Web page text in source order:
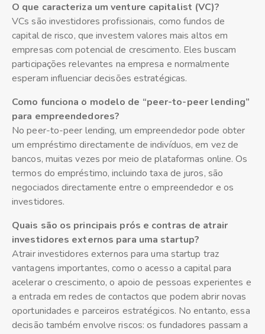
O que caracteriza um venture capitalist (VC)?
VCs são investidores profissionais, como fundos de
capital de risco, que investem valores mais altos em
empresas com potencial de crescimento. Eles buscam
participações relevantes na empresa e normalmente
esperam influenciar decisões estratégicas.
Como funciona o modelo de “peer-to-peer lending”
para empreendedores?
No peer-to-peer lending, um empreendedor pode obter
um empréstimo directamente de indivíduos, em vez de
bancos, muitas vezes por meio de plataformas online. Os
termos do empréstimo, incluindo taxa de juros, são
negociados directamente entre o empreendedor e os
investidores.
Quais são os principais prós e contras de atrair
investidores externos para uma startup?
Atrair investidores externos para uma startup traz
vantagens importantes, como o acesso a capital para
acelerar o crescimento, o apoio de pessoas experientes e
a entrada em redes de contactos que podem abrir novas
oportunidades e parceiros estratégicos. No entanto, essa
decisão também envolve riscos: os fundadores passam a